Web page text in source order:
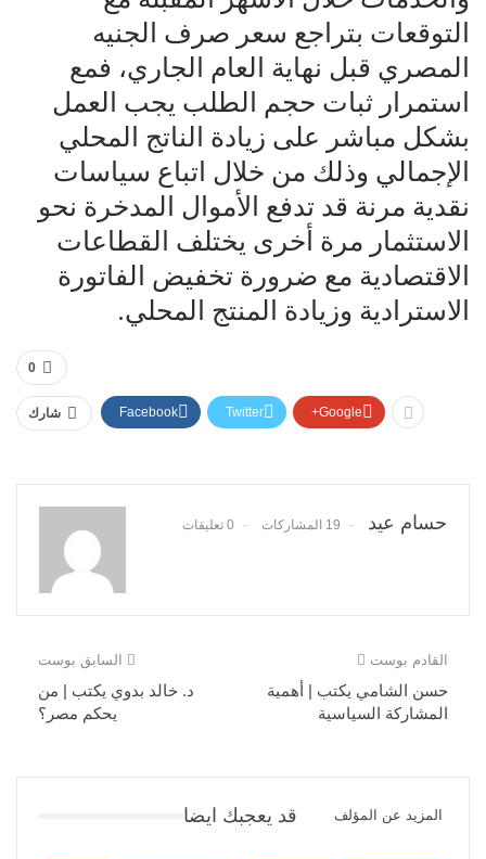
التوقعات بتراجع سعر صرف الجنيه
المصري قبل نهاية العام الجاري، فمع
استمرار ثبات حجم الطلب يجب العمل
بشكل مباشر على زيادة الناتج المحلي
الإجمالي وذلك من خلال اتباع سياسات
نقدية مرنة قد تدفع الأموال المدخرة نحو
الاستثمار مرة أخرى يختلف القطاعات
الاقتصادية مع ضرورة تخفيض الفاتورة
الاسترادية وزيادة المنتج المحلي.
0
شارك Facebook Twitter Google+
حسام عيد 19 المشاركات 0 تعليقات
السابق بوست
د. خالد بدوي يكتب | من
يحكم مصر؟
القادم بوست
حسن الشامي يكتب | أهمية
المشاركة السياسية
قد يعجبك ايضا المزيد عن المؤلف